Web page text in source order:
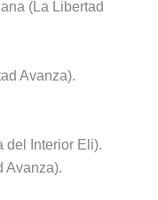
(La Libertad
Avanza).
del Interior Eli).
Avanza).